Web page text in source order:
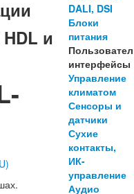
и
DALI, DSI
Блоки
питания
интерфейсы
Управление
климатом
Сенсоры и
датчики
Сухие
контакты,
ИК-
управление
Аудио